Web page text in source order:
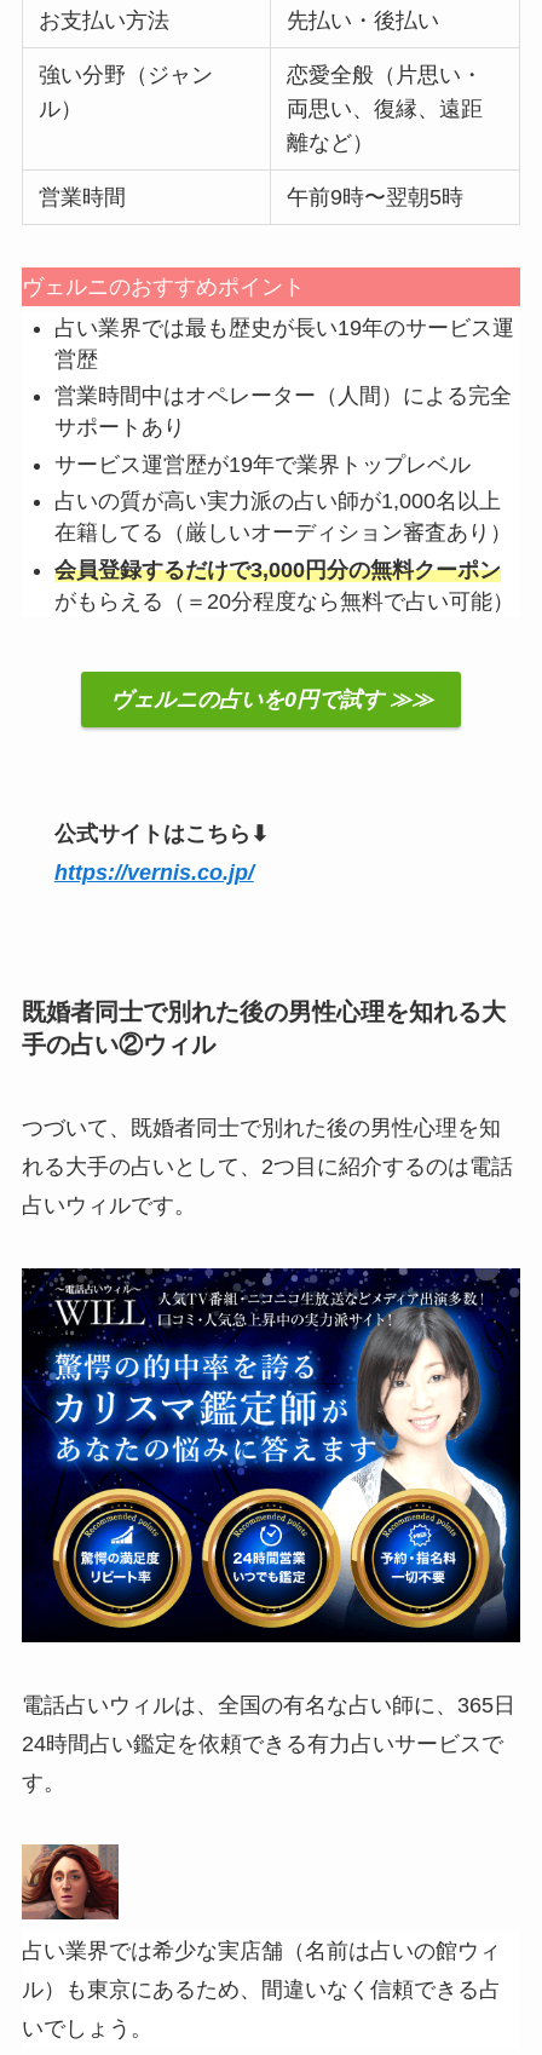
お支払い方法 先払い・後払い
強い分野（ジャン
ル）
恋愛全般（片思い・
両思い、復縁、遠距
離など）
営業時間 午前9時〜翌朝5時
ヴェルニのおすすめポイント
占い業界では最も歴史が長い19年のサービス運
営歴
営業時間中はオペレーター（人間）による完全
サポートあり
サービス運営歴が19年で業界トップレベル
占いの質が高い実力派の占い師が1,000名以上
在籍してる（厳しいオーディション審査あり）
会員登録するだけで3,000円分の無料クーポン
がもらえる（＝20分程度なら無料で占い可能）
ヴェルニの占いを0円で試す ≫≫
公式サイトはこちら⬇︎
https://vernis.co.jp/
既婚者同士で別れた後の男性心理を知れる大
手の占い②ウィル
つづいて、既婚者同士で別れた後の男性心理を知
れる大手の占いとして、2つ目に紹介するのは電話
占いウィルです。
電話占いウィルは、全国の有名な占い師に、365日
24時間占い鑑定を依頼できる有力占いサービスで
す。
占い業界では希少な実店舗（名前は占いの館ウィ
ル）も東京にあるため、間違いなく信頼できる占
いでしょう。